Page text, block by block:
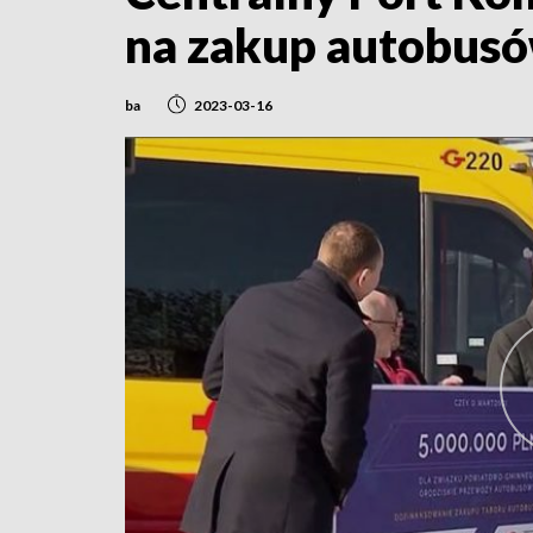
na zakup
ba 2023-03-16